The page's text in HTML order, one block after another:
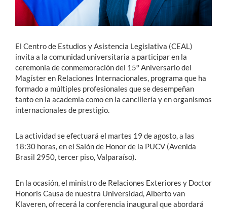
El Centro de Estudios y Asistencia Legislativa (CEAL)
invita a la comunidad universitaria a participar en la
ceremonia de conmemoración del 15° Aniversario del
Magíster en Relaciones Internacionales, programa que ha
formado a múltiples profesionales que se desempeñan
tanto en la academia como en la cancillería y en organismos
internacionales de prestigio.
La actividad se efectuará el martes 19 de agosto, a las
18:30 horas, en el Salón de Honor de la PUCV (Avenida
Brasil 2950, tercer piso, Valparaíso).
En la ocasión, el ministro de Relaciones Exteriores y Doctor
Honoris Causa de nuestra Universidad, Alberto van
Klaveren, ofrecerá la conferencia inaugural que abordará